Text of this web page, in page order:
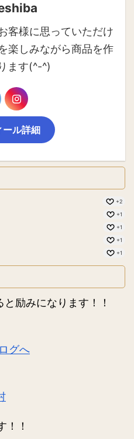
客様に思っていただけ
楽しみながら商品を作
ます(^-^)
ール詳細
+2
+1
+1
+1
+1
励みになります！！
！！